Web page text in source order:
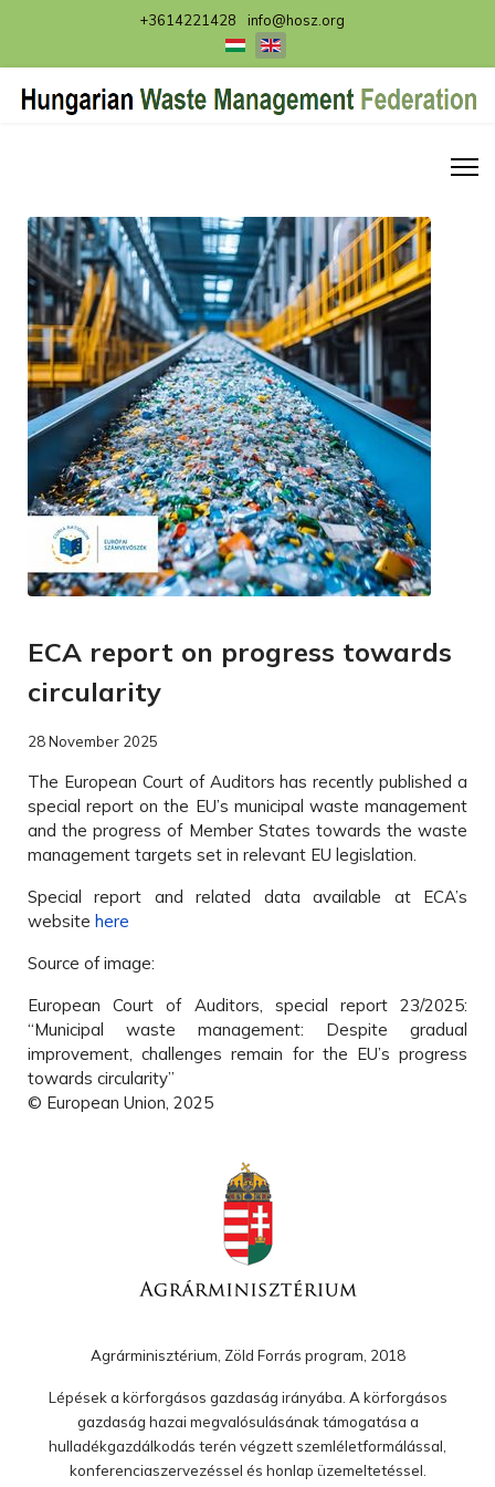
+3614221428 info@hosz.org
Select your language
ECA report on progress towards
circularity
28 November 2025
The European Court of Auditors has recently published a
special report on the EU’s municipal waste management
and the progress of Member States towards the waste
management targets set in relevant EU legislation.
Special report and related data available at ECA’s
website here
Source of image:
European Court of Auditors, special report 23/2025:
“Municipal waste management: Despite gradual
improvement, challenges remain for the EU’s progress
towards circularity”
© European Union, 2025
Agrárminisztérium, Zöld Forrás program, 2018
Lépések a körforgásos gazdaság irányába. A körforgásos
gazdaság hazai megvalósulásának támogatása a
hulladékgazdálkodás terén végzett szemléletformálással,
konferenciaszervezéssel és honlap üzemeltetéssel.